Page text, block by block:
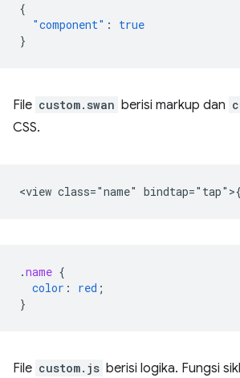
{
"component" :
true
}
File custom.swan berisi markup dan
CSS.
.name {
color : red ;
}
File custom.js berisi logika. Fungsi